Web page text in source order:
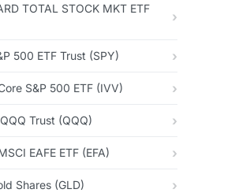
TOTAL STOCK MKT ETF
500 ETF Trust (SPY)
S&P 500 ETF (IVV)
Trust (QQQ)
EAFE ETF (EFA)
Shares (GLD)